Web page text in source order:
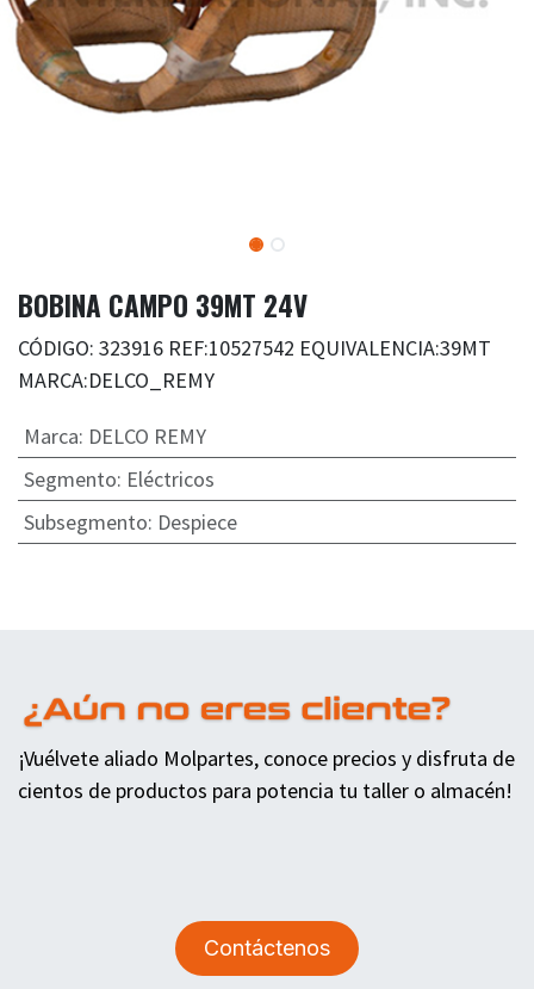
BOBINA CAMPO 39MT 24V
CÓDIGO: 323916 REF:10527542 EQUIVALENCIA:39MT
MARCA:DELCO_REMY
Marca: DELCO REMY
Segmento: Eléctricos
Subsegmento: Despiece
¡Vuélvete aliado Molpartes, conoce precios y disfruta de
cientos de productos para potencia tu taller o almacén!
Contáctenos